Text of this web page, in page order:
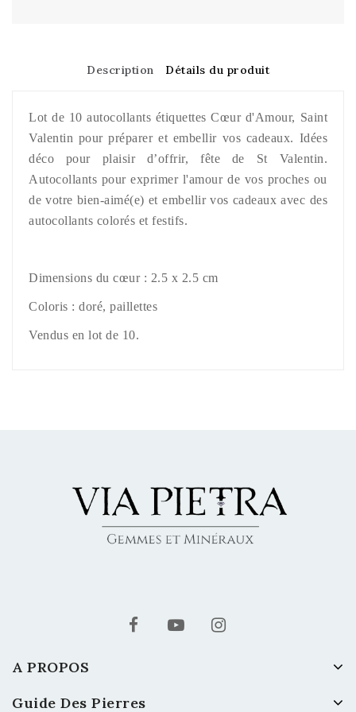
Description Détails du produit
Lot de 10 autocollants étiquettes Cœur d'Amour, Saint
Valentin pour préparer et embellir vos cadeaux. Idées
déco pour plaisir d’offrir, fête de St Valentin.
Autocollants pour exprimer l'amour de vos proches ou
de votre bien-aimé(e) et embellir vos cadeaux avec des
autocollants colorés et festifs.
Dimensions du cœur : 2.5 x 2.5 cm
Coloris : doré, paillettes
Vendus en lot de 10.
A PROPOS
Guide Des Pierres